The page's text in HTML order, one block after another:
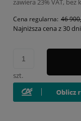
zawiera 23% VAT,
Cena regularna: 46
Najniższa cena z 30
szt.